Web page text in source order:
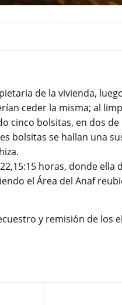
de la vivienda,
ceder la misma; al
cinco bolsitas, en dos
bolsitas se hallan una
horas, donde
el Área del Anaf
y remisión de